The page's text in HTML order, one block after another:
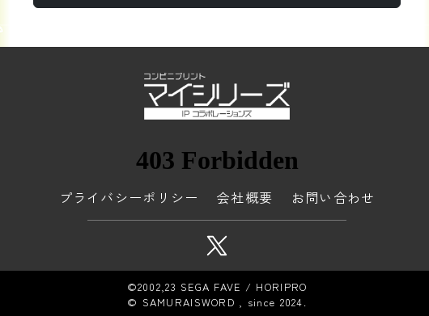
プライバシーポリシー 会社概要 お問い合わせ
©2002,23 SEGA FAVE / HORIPRO
© SAMURAISWORD , since 2024.